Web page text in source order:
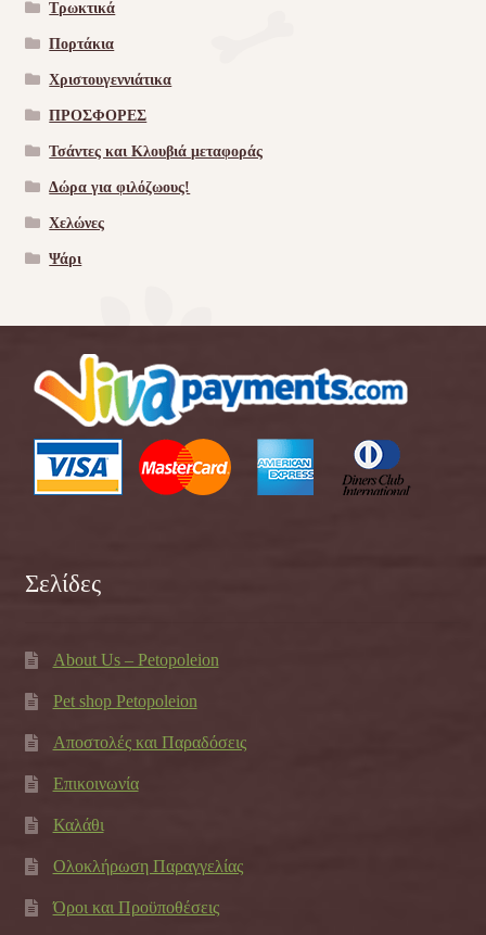
Τρωκτικά
Πορτάκια
Χριστουγεννιάτικα
ΠΡΟΣΦΟΡΕΣ
Τσάντες και Κλουβιά μεταφοράς
Δώρα για φιλόζωους!
Χελώνες
Ψάρι
Σελίδες
About Us – Petopoleion
Pet shop Petopoleion
Αποστολές και Παραδόσεις
Επικοινωνία
Καλάθι
Ολοκλήρωση Παραγγελίας
Όροι και Προϋποθέσεις